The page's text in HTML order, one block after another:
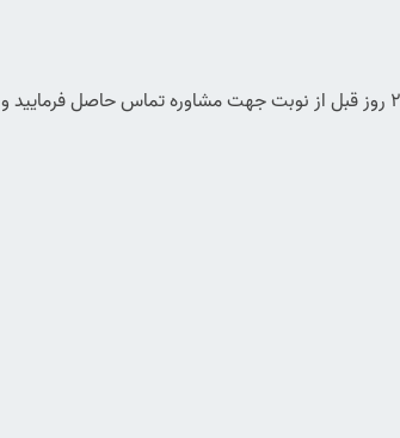
می بایست باشماره 0253191 از 2 روز قبل از نوبت جهت مشاوره تماس حاصل فرمایید و